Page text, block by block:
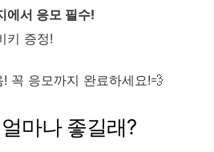
에서 응모 필수!
키 증정!
꼭 응모까지 완료하세요!💨
마나 좋길래?